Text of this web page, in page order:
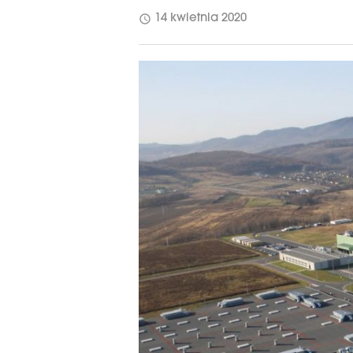
schedule 14 kwietnia 2020